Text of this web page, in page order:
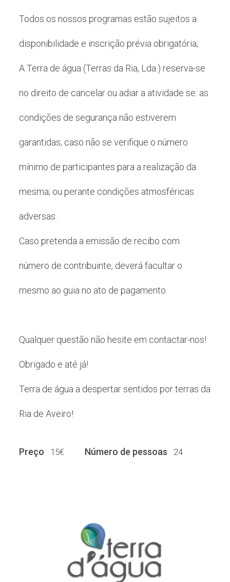
Todos os nossos programas estão sujeitos a
disponibilidade e inscrição prévia obrigatória;
A Terra de água (Terras da Ria, Lda.) reserva-se
no direito de cancelar ou adiar a atividade se: as
condições de segurança não estiverem
garantidas; caso não se verifique o número
mínimo de participantes para a realização da
mesma; ou perante condições atmosféricas
adversas.
Caso pretenda a emissão de recibo com
número de contribuinte, deverá facultar o
mesmo ao guia no ato de pagamento.
Qualquer questão não hesite em contactar-nos!
Obrigado e até já!
Terra de água a despertar sentidos por terras da
Ria de Aveiro!
Preço 15€ Número de pessoas 24